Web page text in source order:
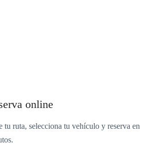
online
tu ruta, selecciona tu vehículo y reserva en